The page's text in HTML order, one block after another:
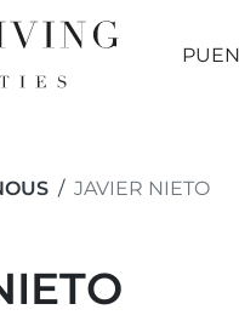
JAVIER NIETO